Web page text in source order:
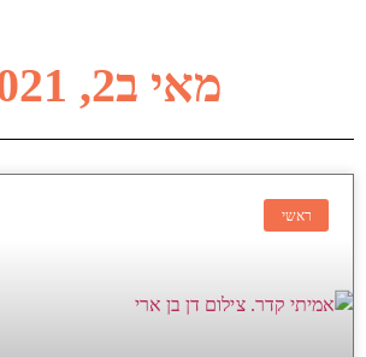
מאי ב2, 2021
ראשי